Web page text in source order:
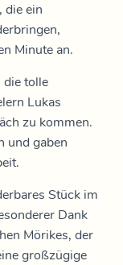
die ein
Minute an.
die tolle
Lukas
zu kommen.
und gaben
Stück im
Dank
Mörikes, der
großzügige